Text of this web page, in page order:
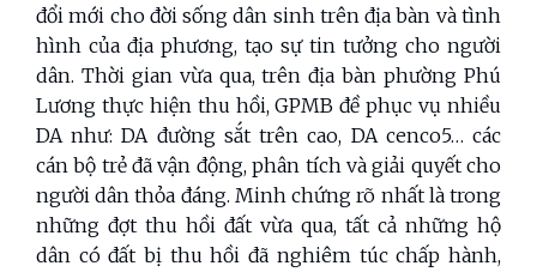
đổi mới cho đời sống dân sinh trên địa bàn và tình
hình của địa phương, tạo sự tin tưởng cho người
dân. Thời gian vừa qua, trên địa bàn phường Phú
Lương thực hiện thu hồi, GPMB đề phục vụ nhiều
DA như: DA đường sắt trên cao, DA cenco5… các
cán bộ trẻ đã vận động, phân tích và giải quyết cho
người dân thỏa đáng. Minh chứng rõ nhất là trong
những đợt thu hồi đất vừa qua, tất cả những hộ
dân có đất bị thu hồi đã nghiêm túc chấp hành,